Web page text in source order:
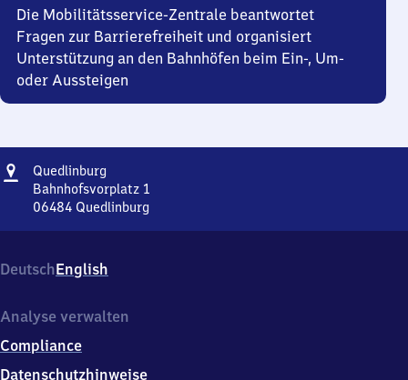
Die Mobilitätsservice-Zentrale beantwortet
Fragen zur Barrierefreiheit und organisiert
Unterstützung an den Bahnhöfen beim Ein-, Um-
oder Aussteigen
Adresse
Quedlinburg
Bahnhofsvorplatz 1
06484 Quedlinburg
1,
0
4
4
Quedlinburg
DeutschEnglish
Analyse verwalten
Compliance
Datenschutzhinweise